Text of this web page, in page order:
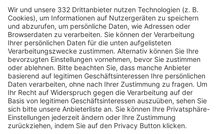
HÄUFIG BESUCHTE SEITEN
Pässe und Vereinswechsel
Trainerausbildung
Schulungsangebot Vereinsmitarbeiter
BFV-Geschäftsstellen
Trainerbörse
Login SpielPlus
FOLGE DEM BFV